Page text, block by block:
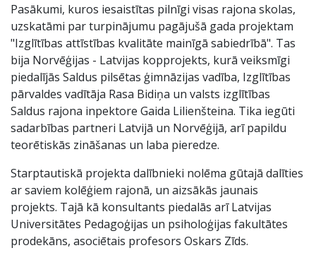
Pasākumi, kuros iesaistītas pilnīgi visas rajona skolas,
uzskatāmi par turpinājumu pagājušā gada projektam
"Izglītības attīstības kvalitāte mainīgā sabiedrībā". Tas
bija Norvēģijas - Latvijas kopprojekts, kurā veiksmīgi
piedalījās Saldus pilsētas ģimnāzijas vadība, Izglītības
pārvaldes vadītāja Rasa Bidiņa un valsts izglītības
Saldus rajona inpektore Gaida Lilienšteina. Tika iegūti
sadarbības partneri Latvijā un Norvēģijā, arī papildu
teorētiskās zināšanas un laba pieredze.
Starptautiskā projekta dalībnieki nolēma gūtajā dalīties
ar saviem kolēģiem rajonā, un aizsākās jaunais
projekts. Tajā kā konsultants piedalās arī Latvijas
Universitātes Pedagoģijas un psiholoģijas fakultātes
prodekāns, asociētais profesors Oskars Zīds.